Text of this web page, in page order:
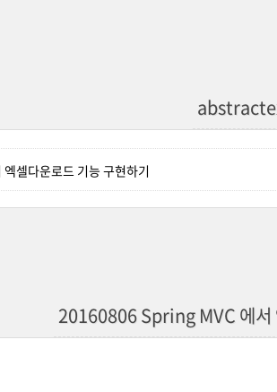
셀다운로드 기능 구현하기
20160806 Spring MVC 에서